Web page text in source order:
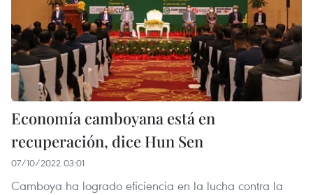
Economía camboyana está en
recuperación, dice Hun Sen
07/10/2022 03:01
Camboya ha logrado eficiencia en la lucha contra la